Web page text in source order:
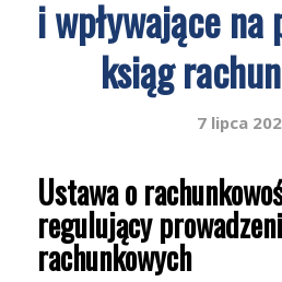
i wpływające
ksiąg
7 lipca
Ustawa o
regulujący
rachunkowych